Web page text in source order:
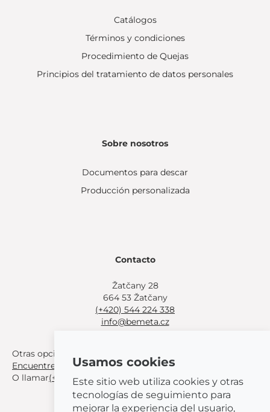
Catálogos
Términos y condiciones
Procedimiento de Quejas
Principios del tratamiento de datos personales
Sobre nosotros
Documentos para descar
Producción personalizada
Contacto
Žatčany 28
664 53 Žatčany
(+420) 544 224 338
info@bemeta.cz
Otras opciones de compra:
Encuentre un distribuidor cerca de usted
O llamar(+420) 544 224 338.
Usamos cookies
Este sitio web utiliza cookies y otras
tecnologías de seguimiento para
mejorar la experiencia del usuario,